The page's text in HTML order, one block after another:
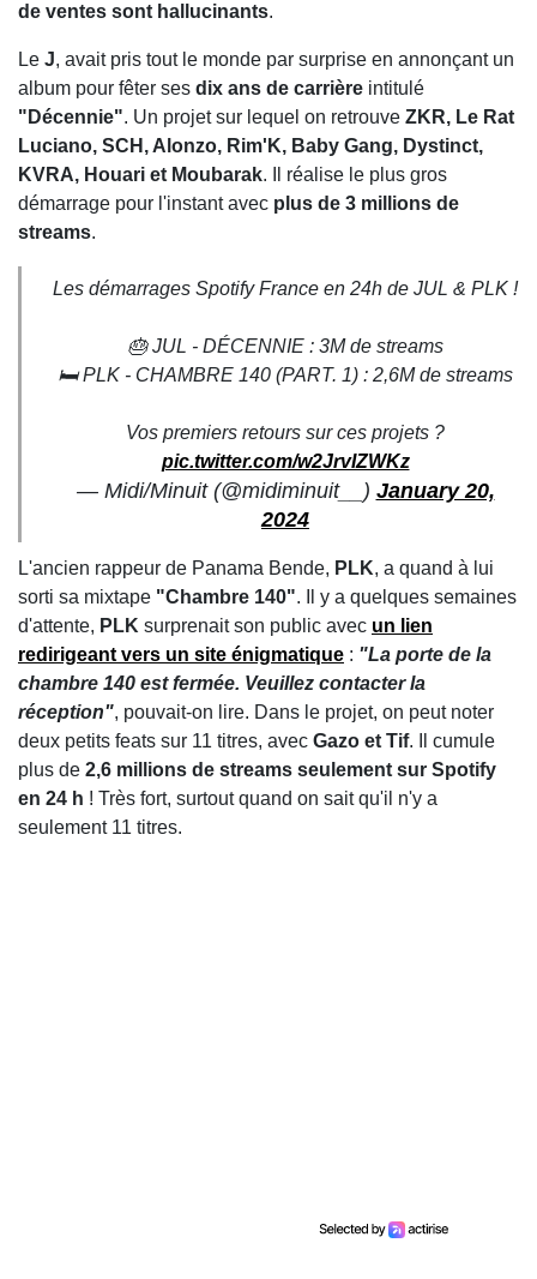
de ventes sont hallucinants.
Le J, avait pris tout le monde par surprise en annonçant un
album pour fêter ses dix ans de carrière intitulé
"Décennie". Un projet sur lequel on retrouve ZKR, Le Rat
Luciano, SCH, Alonzo, Rim'K, Baby Gang, Dystinct,
KVRA, Houari et Moubarak. Il réalise le plus gros
démarrage pour l'instant avec plus de 3 millions de
streams.
Les démarrages Spotify France en 24h de JUL & PLK !
🎂 JUL - DÉCENNIE : 3M de streams
🛏️ PLK - CHAMBRE 140 (PART. 1) : 2,6M de streams
Vos premiers retours sur ces projets ?
pic.twitter.com/w2JrvIZWKz
— Midi/Minuit (@midiminuit__) January 20,
2024
L'ancien rappeur de Panama Bende, PLK, a quand à lui
sorti sa mixtape "Chambre 140". Il y a quelques semaines
d'attente, PLK surprenait son public avec un lien
redirigeant vers un site énigmatique : "La porte de la
chambre 140 est fermée. Veuillez contacter la
réception", pouvait-on lire. Dans le projet, on peut noter
deux petits feats sur 11 titres, avec Gazo et Tif. Il cumule
plus de 2,6 millions de streams seulement sur Spotify
en 24 h ! Très fort, surtout quand on sait qu'il n'y a
seulement 11 titres.